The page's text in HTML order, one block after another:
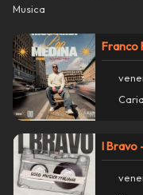
report_problem
Musica
Franco
I Bravo